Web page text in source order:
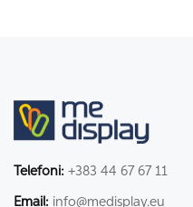
Telefoni: +383 44 67 67 11
Email: info@medisplay.eu